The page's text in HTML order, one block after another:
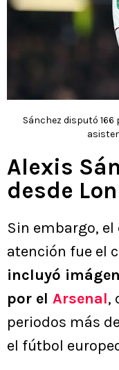
Sánchez disputó
Alexis
desde
Sin embargo,
atención fue el
incluyó
por el Arsenal,
periodos más
el fútbol